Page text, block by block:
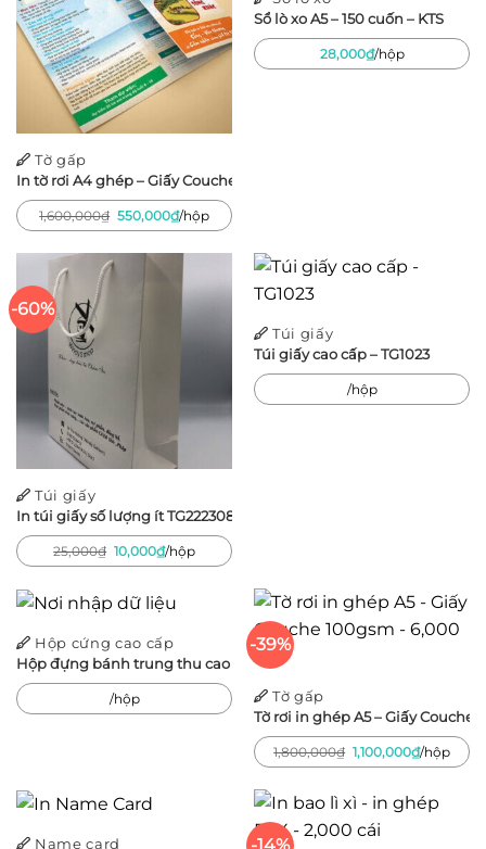
Tờ gấp
In tờ rơi A4 ghép – Giấy Couche 150gsm – 500 tờ
1,600,000₫ Giá
gốc
1,600,000₫.
550,000₫Giá
hiện
là:
/hộp
Sổ lò xo A5 – 150 cuốn – KTS
28,000₫/hộp
-60%
Túi giấy
In túi giấy số lượng ít TG222308
25,000₫ Giá
gốc
10,000₫Giá
hiện
10,000₫.
/hộp
Túi giấy
Túi giấy cao cấp – TG1023
/hộp
Hộp cứng cao cấp
Hộp đựng bánh trung thu cao cấp – Kim Quy Dạo Nguyệt
/hộp
-39%
Tờ gấp
Tờ rơi in ghép A5 – Giấy Couche
1,800,000₫ Giá
gốc
1,100,000₫Giá
hiện
/hộp
Name card
-14%